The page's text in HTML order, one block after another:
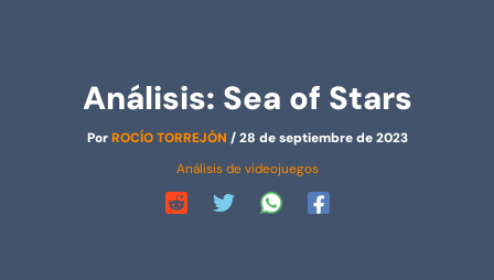
Análisis: Sea of Stars
PorROCÍO TORREJÓN /28 de septiembre de 2023
Análisis de videojuegos